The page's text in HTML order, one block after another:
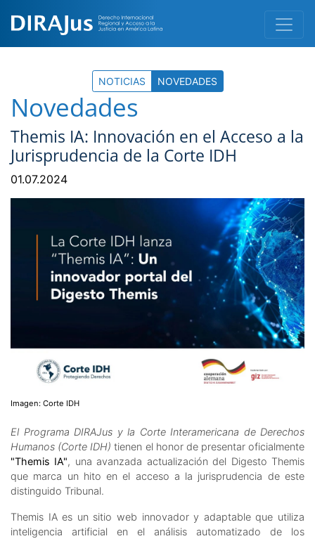
NOTICIAS NOVEDADES
Novedades
Themis IA: Innovación en el Acceso a la
Jurisprudencia de la Corte IDH
01.07.2024
Imagen: Corte IDH
El Programa DIRAJus y la Corte Interamericana de Derechos
Humanos (Corte IDH)tienen el honor de presentar oficialmente
"Themis IA", una avanzada actualización del Digesto Themis
que marca un hito en el acceso a la jurisprudencia de este
distinguido Tribunal.
Themis IA es un sitio web innovador y adaptable que utiliza
inteligencia artificial en el análisis automatizado de los